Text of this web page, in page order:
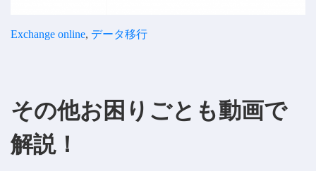
Exchange online, データ移行
その他お困りごとも動画で
解説！